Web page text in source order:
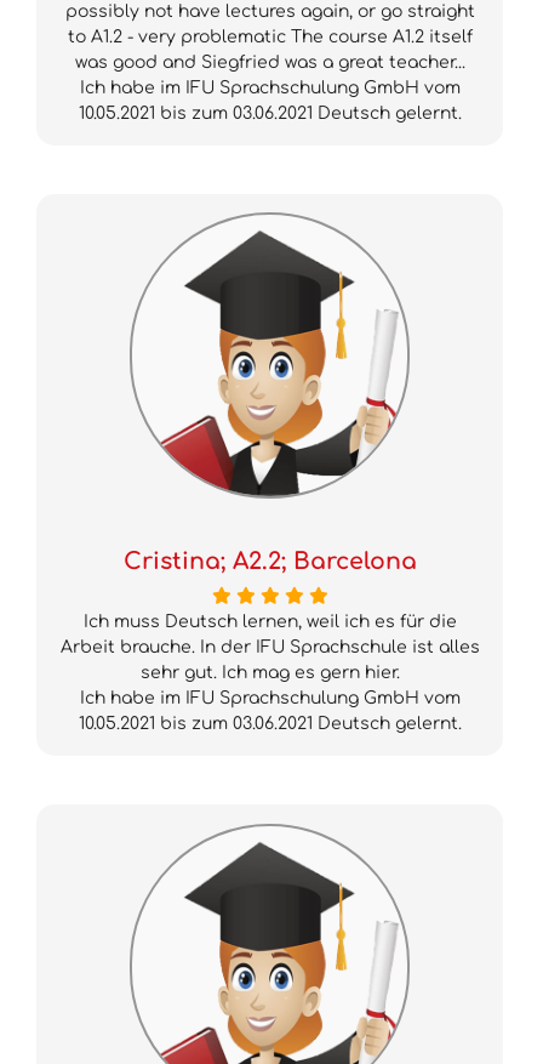
possibly not have lectures again, or go straight
to A1.2 - very problematic The course A1.2 itself
was good and Siegfried was a great teacher...
Ich habe im IFU Sprachschulung GmbH vom
10.05.2021 bis zum 03.06.2021 Deutsch gelernt.
Cristina; A2.2; Barcelona
Ich muss Deutsch lernen, weil ich es für die
Arbeit brauche. In der IFU Sprachschule ist alles
sehr gut. Ich mag es gern hier.
Ich habe im IFU Sprachschulung GmbH vom
10.05.2021 bis zum 03.06.2021 Deutsch gelernt.